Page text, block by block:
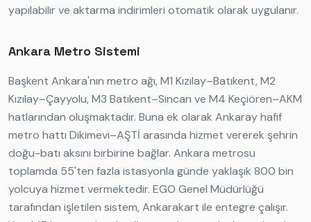
yapılabilir ve aktarma indirimleri otomatik olarak uygulanır.
Ankara Metro Sistemi
Başkent Ankara'nın metro ağı, M1 Kızılay–Batıkent, M2
Kızılay–Çayyolu, M3 Batıkent–Sincan ve M4 Keçiören–AKM
hatlarından oluşmaktadır. Buna ek olarak Ankaray hafif
metro hattı Dikimevi–AŞTİ arasında hizmet vererek şehrin
doğu-batı aksını birbirine bağlar. Ankara metrosu
toplamda 55'ten fazla istasyonla günde yaklaşık 800 bin
yolcuya hizmet vermektedir. EGO Genel Müdürlüğü
tarafından işletilen sistem, Ankarakart ile entegre çalışır.